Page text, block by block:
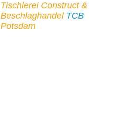
Tischlerei Construct &
Beschlaghandel TCB
Potsdam